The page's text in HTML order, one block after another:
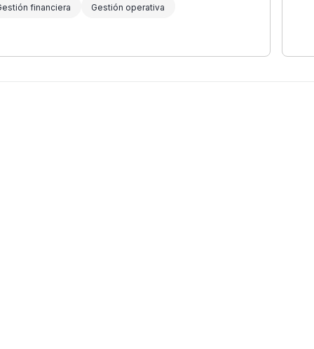
financiera Gestión operativa